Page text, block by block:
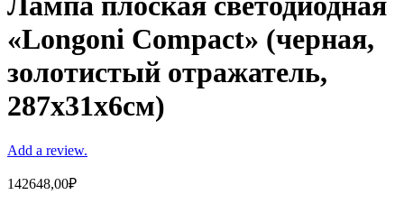
«Longoni Compact» (черная,
золотистый отражатель,
287х31х6см)
Add a review.
142648,00₽